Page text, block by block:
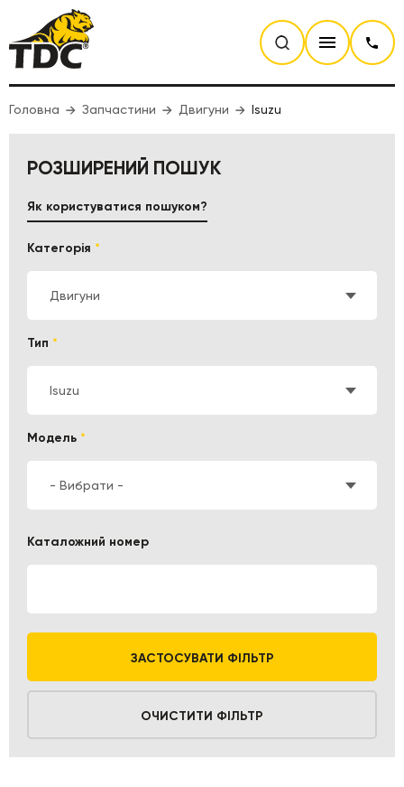
Головна Запчастини Двигуни Isuzu
РОЗШИРЕНИЙ ПОШУК
Категорія *
Двигуни
Тип *
Isuzu
Модель *
- Вибрати -
Каталожний номер
ЗАСТОСУВАТИ ФІЛЬТР
ОЧИСТИТИ ФІЛЬТР
Як користуватися пошуком?